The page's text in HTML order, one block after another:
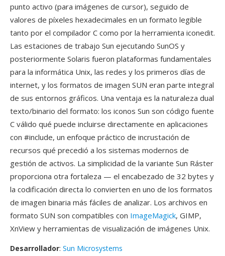
punto activo (para imágenes de cursor), seguido de
valores de píxeles hexadecimales en un formato legible
tanto por el compilador C como por la herramienta iconedit.
Las estaciones de trabajo Sun ejecutando SunOS y
posteriormente Solaris fueron plataformas fundamentales
para la informática Unix, las redes y los primeros días de
internet, y los formatos de imagen SUN eran parte integral
de sus entornos gráficos. Una ventaja es la naturaleza dual
texto/binario del formato: los iconos Sun son código fuente
C válido qué puede incluirse directamente en aplicaciones
con #include, un enfoque práctico de incrustación de
recursos qué precedió a los sistemas modernos de
gestión de activos. La simplicidad de la variante Sun Ráster
proporciona otra fortaleza — el encabezado de 32 bytes y
la codificación directa lo convierten en uno de los formatos
de imagen binaria más fáciles de analizar. Los archivos en
formato SUN son compatibles con ImageMagick, GIMP,
XnView y herramientas de visualización de imágenes Unix.
Desarrollador: Sun Microsystems